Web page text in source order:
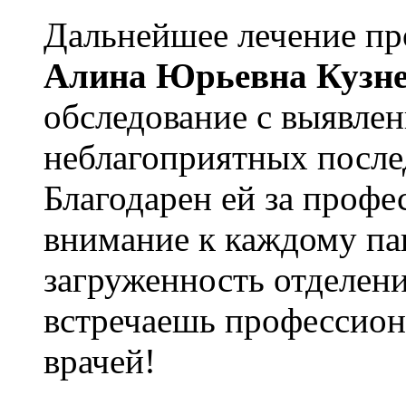
Дальнейшее лечение
Алина Юрьевна
обследование с
неблагоприятных
Благодарен ей за
внимание к каждому
загруженность
встречаешь
врачей!